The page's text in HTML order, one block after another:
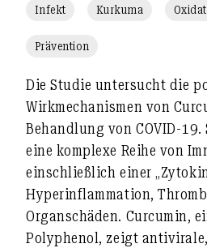
Infekt Kurkuma
Prävention
Die Studie untersucht die
Wirkmechanismen von
Behandlung von COVID-19.
eine komplexe Reihe von
einschließlich einer
Hyperinflammation,
Organschäden. Curcumin,
Polyphenol, zeigt antivirale,